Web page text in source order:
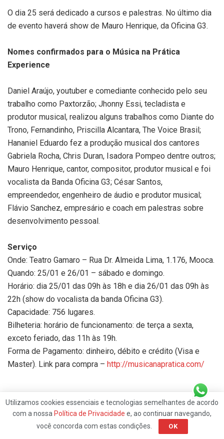
O dia 25 será dedicado a cursos e palestras. No último dia
de evento haverá show de Mauro Henrique, da Oficina G3.
Nomes confirmados para o Música na Prática
Experience
Daniel Araújo, youtuber e comediante conhecido pelo seu
trabalho como Paxtorzão; Jhonny Essi, tecladista e
produtor musical, realizou alguns trabalhos como Diante do
Trono, Fernandinho, Priscilla Alcantara, The Voice Brasil;
Hananiel Eduardo fez a produção musical dos cantores
Gabriela Rocha, Chris Duran, Isadora Pompeo dentre outros;
Mauro Henrique, cantor, compositor, produtor musical e foi
vocalista da Banda Oficina G3; César Santos,
empreendedor, engenheiro de áudio e produtor musical;
Flávio Sanchez, empresário e coach em palestras sobre
desenvolvimento pessoal.
Serviço
Onde: Teatro Gamaro – Rua Dr. Almeida Lima, 1.176, Mooca.
Quando: 25/01 e 26/01 – sábado e domingo.
Horário: dia 25/01 das 09h às 18h e dia 26/01 das 09h às
22h (show do vocalista da banda Oficina G3).
Capacidade: 756 lugares.
Bilheteria: horário de funcionamento: de terça a sexta,
exceto feriado, das 11h às 19h.
Forma de Pagamento: dinheiro, débito e crédito (Visa e
Master). Link para compra – http://musicanapratica.com/
Discusão sobre post
Utilizamos cookies essenciais e tecnologias semelhantes de acordo
com a nossa Política de Privacidade e, ao continuar navegando,
você concorda com estas condições.
OK